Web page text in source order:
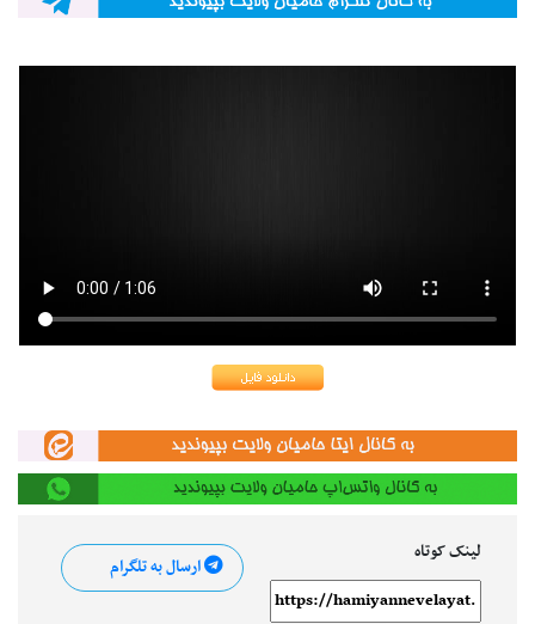
لینک کوتاه
ارسال به تلگرام